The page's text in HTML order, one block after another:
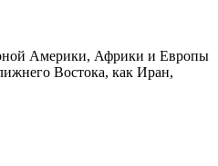
Америки, Африки и Европы
Востока, как Иран,